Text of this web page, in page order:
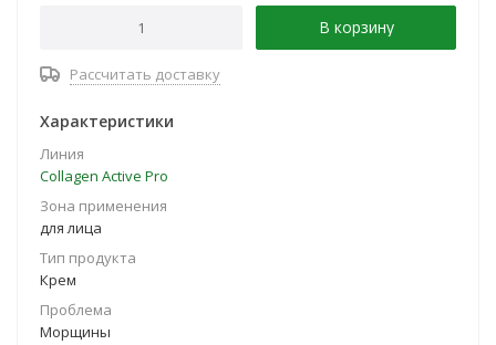
В корзину
Рассчитать доставку
Характеристики
Линия
Collagen Active Pro
Зона применения
для лица
Тип продукта
Крем
Проблема
Морщины